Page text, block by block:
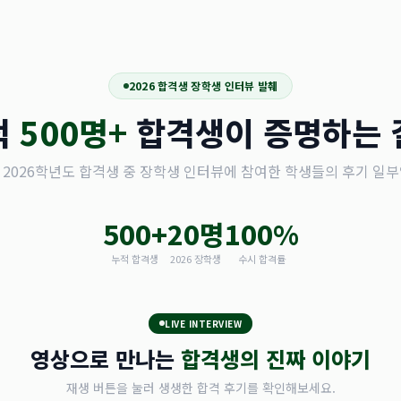
2026 합격생 장학생 인터뷰 발췌
500명+ 합격생이 증명하는
학년도 합격생 중 장학생 인터뷰에 참여한 학생들의 후기 일
500+
누적 합격생
20명
2026 장학생
100%
수시 합격률
LIVE INTERVIEW
영상으로 만나는 합격생의 진짜 이야기
재생 버튼을 눌러 생생한 합격 후기를 확인해보세요.